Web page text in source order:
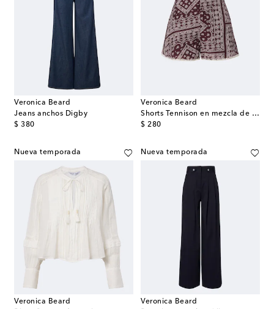
Veronica Beard
Jeans anchos Digby
$ 380
original price
Veronica Beard
Shorts Tennison en mezcla de algodón
$ 280
original price
Nueva temporada
Veronica Beard
Nueva temporada
Veronica Beard